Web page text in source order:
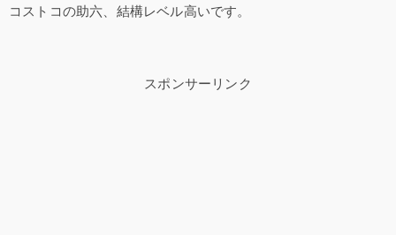
コストコの助六、結構レベル高いです。
スポンサーリンク